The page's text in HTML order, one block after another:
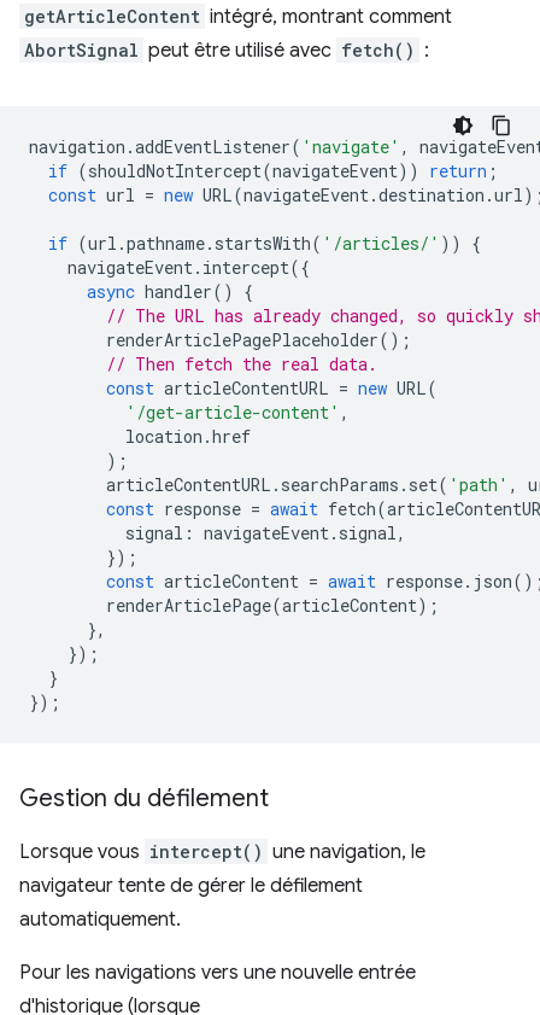
getArticleContent intégré, montrant comment
AbortSignal peut être utilisé avec fetch() :
navigation .addEventListener( 'navigate' ,
if (shouldNotIntercept(navigateEvent)) return ;
const url = new URL(navigateEvent.destination .url
if (url .pathname. startsWith( '/articles/' ))
{
navigateEvent. intercept({
async handler()
{
// The URL has already changed, so quickly
renderArticlePagePlaceholder();
// Then fetch the real data.
const articleContentURL = new URL(
'/get-article-content' ,
location .href
);
articleContentURL . searchParams . set( 'path' ,
const response = await fetch(
signal : navigateEvent. signal,
});
const articleContent = await response. json
renderArticlePage(articleContent);
},
});
}
});
Gestion du défilement
Lorsque vous intercept() une navigation, le
navigateur tente de gérer le défilement
automatiquement.
Pour les navigations vers une nouvelle entrée
d'historique (lorsque